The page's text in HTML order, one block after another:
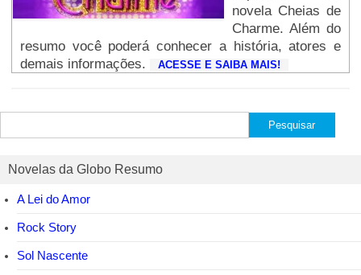
novela Cheias de
Charme. Além do
resumo você poderá conhecer a história, atores e
demais informações.
ACESSE E SAIBA MAIS!
por:
Novelas da Globo Resumo
A Lei do Amor
Rock Story
Sol Nascente